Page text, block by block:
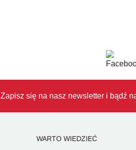
Zapisz się na nasz newsletter i bądź
WARTO WIEDZIEĆ